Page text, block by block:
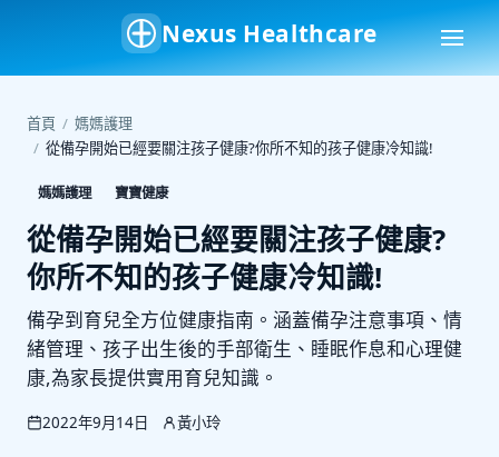
Nexus Healthcare
首頁 / 媽媽護理
/ 從備孕開始已經要關注孩子健康?你所不知的孩子健康冷知識!
媽媽護理 寶寶健康
從備孕開始已經要關注孩子健康?
你所不知的孩子健康冷知識!
備孕到育兒全方位健康指南。涵蓋備孕注意事項、情
緒管理、孩子出生後的手部衛生、睡眠作息和心理健
康,為家長提供實用育兒知識。
2022年9月14日 黃小玲